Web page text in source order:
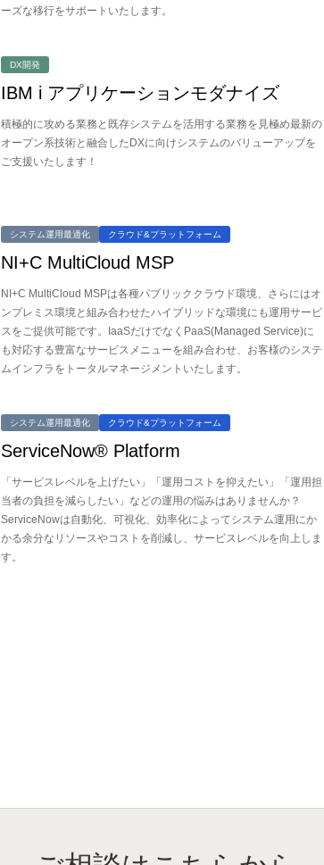
ーズな移行をサポートいたします。
DX開発
IBM i アプリケーションモダナイズ
積極的に攻める業務と既存システムを活用する業務を見極め最新の
オープン系技術と融合したDXに向けシステムのバリューアップを
ご支援いたします！
システム運用最適化 クラウド&プラットフォーム
NI+C MultiCloud MSP
NI+C MultiCloud MSPは各種パブリッククラウド環境、さらにはオ
ンプレミス環境と組み合わせたハイブリッドな環境にも運用サービ
スをご提供可能です。IaaSだけでなくPaaS(Managed Service)に
も対応する豊富なサービスメニューを組み合わせ、お客様のシステ
ムインフラをトータルマネージメントいたします。
システム運用最適化 クラウド&プラットフォーム
ServiceNow® Platform
「サービスレベルを上げたい」「運用コストを抑えたい」「運用担
当者の負担を減らしたい」などの運用の悩みはありませんか？
ServiceNowは自動化、可視化、効率化によってシステム運用にか
かる余分なリソースやコストを削減し、サービスレベルを向上しま
す。